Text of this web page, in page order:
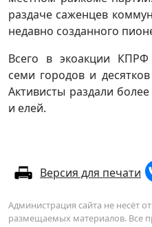
раздаче саженцев
недавно созданного
Всего в экоакции
семи городов и
Активисты раздали
и елей.
Версия для печати
Администрация сайта не несёт
размещаемых материалов. Все